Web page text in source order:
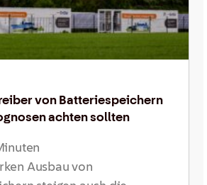
von Batteriespeichern
achten sollten
Ausbau von